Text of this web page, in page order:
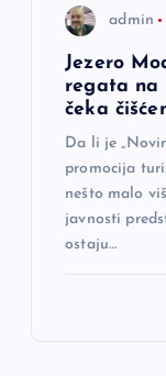
admin
Jezero
regata na
čeka
Da li je
promocija
nešto malo
javnosti
ostaju…